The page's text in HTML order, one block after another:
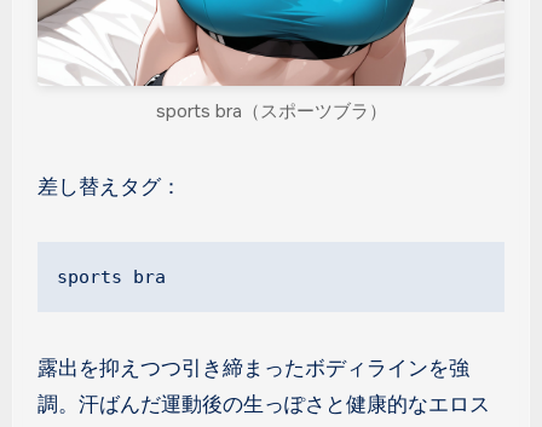
sports bra（スポーツブラ）
差し替えタグ：
sports bra
露出を抑えつつ引き締まったボディラインを強
調。汗ばんだ運動後の生っぽさと健康的なエロス